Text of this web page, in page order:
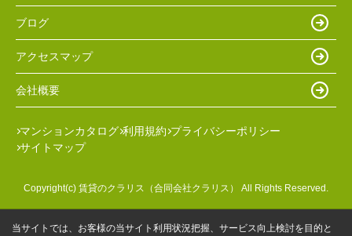
ブログ
アクセスマップ
会社概要
マンションカタログ 利用規約 プライバシーポリシー
サイトマップ
Copyright(c) 賃貸のクラリス（合同会社クラリス） All Rights Reserved.
当サイトでは、お客様の当サイト利用状況把握、サービス向上検討を目的と